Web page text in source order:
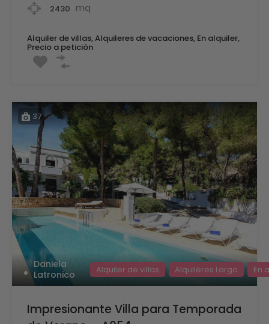
2430 mq
Alquiler de villas, Alquileres de vacaciones, En alquiler,
Precio a petición
37
Daniela
Latronico
Alquiler de villas Alquileres Largo En
Impresionante Villa para Temporada